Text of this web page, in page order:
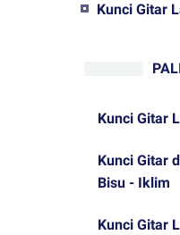
Kunci Gitar
Kunci Gitar
Kunci Gitar
Bisu - Iklim
Kunci Gitar